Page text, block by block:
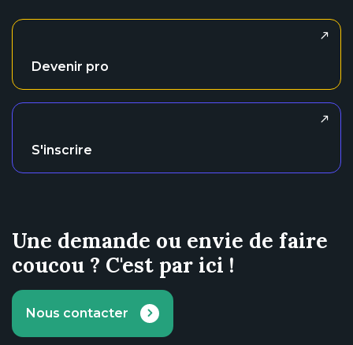
Devenir pro
S'inscrire
Une demande ou envie de faire
coucou ? C'est par ici !
Nous contacter